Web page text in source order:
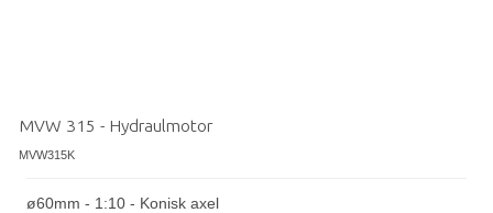
MVW 315 - Hydraulmotor
MVW315K
ø60mm - 1:10 - Konisk axel